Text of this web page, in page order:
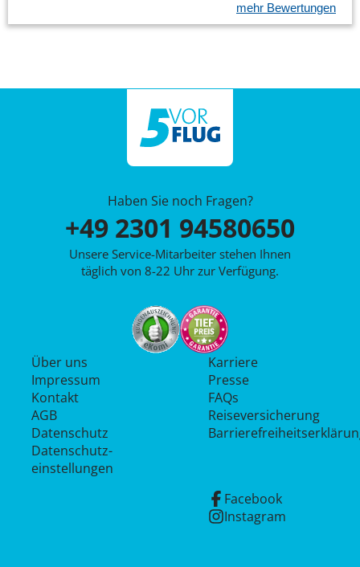
mehr Bewertungen
Haben Sie noch Fragen?
+49 2301 94580650
Unsere Service-Mitarbeiter stehen Ihnen
täglich von 8-22 Uhr zur Verfügung.
Über uns
Impressum
Kontakt
AGB
Datenschutz
Datenschutz­
einstellungen
Karriere
Presse
FAQs
Reiseversicherung
Facebook
Instagram